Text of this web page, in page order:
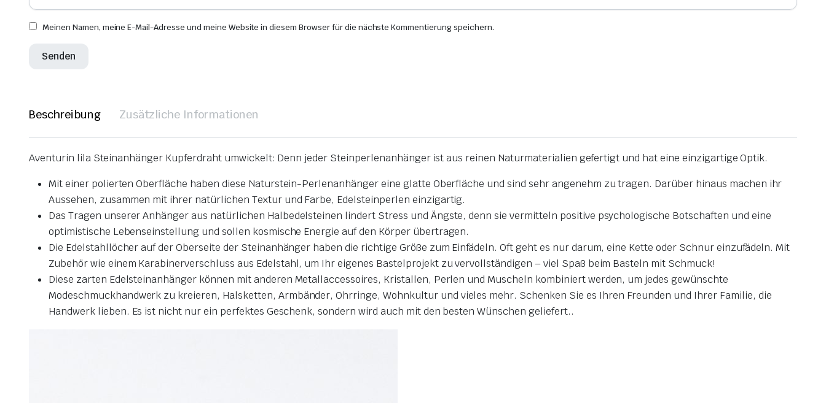
Meinen Namen, meine E-Mail-Adresse und meine Website in diesem Browser für die nächste Kommentierung speichern.
Beschreibung Zusätzliche Informationen
Aventurin lila Steinanhänger Kupferdraht umwickelt: Denn jeder Steinperlenanhänger ist aus reinen Naturmaterialien gefertigt und hat eine einzigartige Optik.
Mit einer polierten Oberfläche haben diese Naturstein-Perlenanhänger eine glatte Oberfläche und sind sehr angenehm zu tragen. Darüber hinaus machen ihr
Aussehen, zusammen mit ihrer natürlichen Textur und Farbe, Edelsteinperlen einzigartig.
Das Tragen unserer Anhänger aus natürlichen Halbedelsteinen lindert Stress und Ängste,denn sie vermitteln positive psychologische Botschaften und eine
optimistische Lebenseinstellung und sollen kosmische Energie auf den Körper übertragen.
Die Edelstahllöcher auf der Oberseite der Steinanhänger haben die richtige Größe zum Einfädeln.Oft geht es nur darum, eine Kette oder Schnur einzufädeln.Mit
Zubehör wie einem Karabinerverschluss aus Edelstahl, um Ihr eigenes Bastelprojekt zu vervollständigen – viel Spaß beim Basteln mit Schmuck!
Diese zarten Edelsteinanhänger können mit anderen Metallaccessoires, Kristallen, Perlen und Muscheln kombiniert werden, um jedes gewünschte
Modeschmuckhandwerk zu kreieren, Halsketten, Armbänder, Ohrringe, Wohnkultur und vieles mehr. Schenken Sie es Ihren Freunden und Ihrer Familie, die
Handwerk lieben. Es ist nicht nur ein perfektes Geschenk, sondern wird auch mit den besten Wünschen geliefert..